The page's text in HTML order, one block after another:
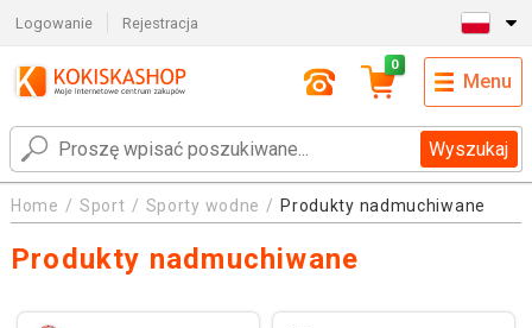
Logowanie Rejestracja
Wyszukaj
0
Menu
Home Sport Sporty wodne Produkty nadmuchiwane
Produkty nadmuchiwane